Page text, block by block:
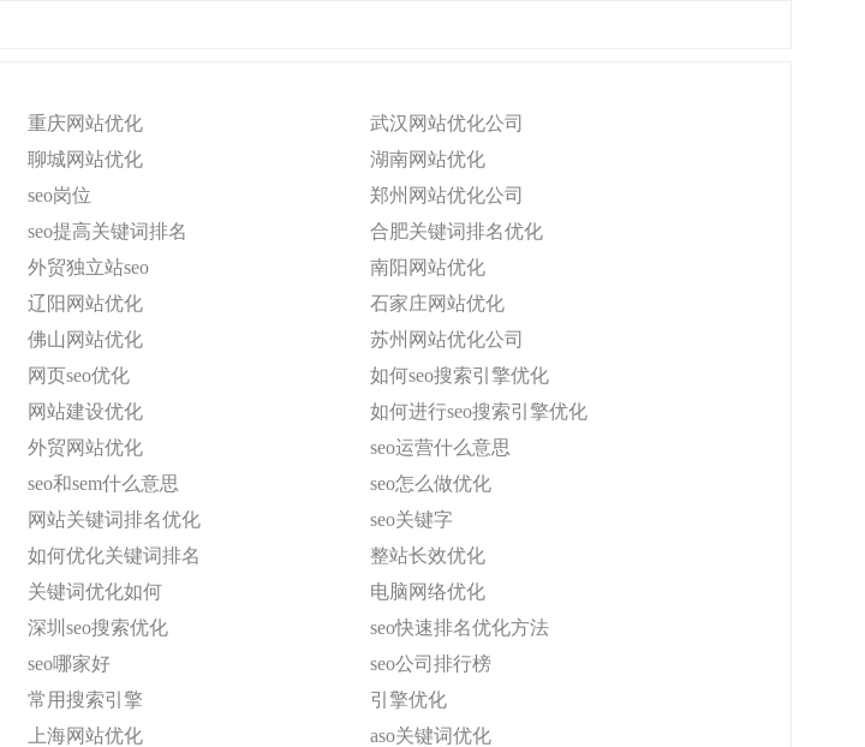
重庆网站优化
武汉网站优化公司
聊城网站优化
湖南网站优化
seo岗位
郑州网站优化公司
seo提高关键词排名
合肥关键词排名优化
外贸独立站seo
南阳网站优化
辽阳网站优化
石家庄网站优化
佛山网站优化
苏州网站优化公司
网页seo优化
如何seo搜索引擎优化
网站建设优化
如何进行seo搜索引擎优化
外贸网站优化
seo运营什么意思
seo和sem什么意思
seo怎么做优化
网站关键词排名优化
seo关键字
如何优化关键词排名
整站长效优化
关键词优化如何
电脑网络优化
深圳seo搜索优化
seo快速排名优化方法
seo哪家好
seo公司排行榜
常用搜索引擎
引擎优化
上海网站优化
aso关键词优化